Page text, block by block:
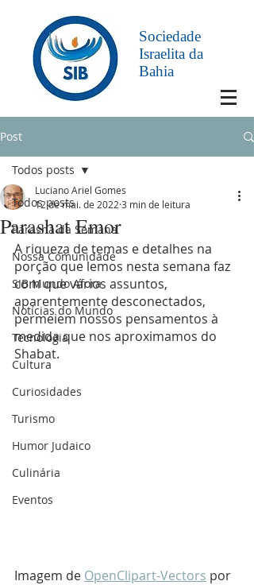
Sociedade
Israelita da
Bahia
Post
Todos posts
Parashá da Semana
Nossa Comunidade
SIB Mundo Afora
Notícias do Mundo
Tecnologia
Cultura
Curiosidades
Turismo
Humor Judaico
Culinária
Eventos
Todos posts
Parashat Emor
Luciano Ariel Gomes
12 de mai. de 2022 3 min de leitura
A riqueza de temas e detalhes na
porção que lemos nesta semana faz
com que vários assuntos,
aparentemente desconectados,
permeiem nossos pensamentos à
medida que nos aproximamos do
Shabat.
Imagem de OpenClipart-Vectors por